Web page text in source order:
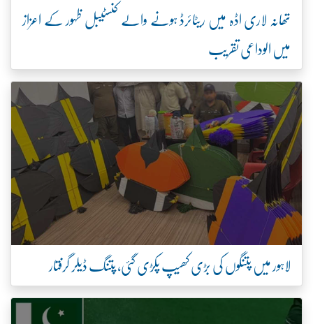
تھانہ لاری اڈہ میں ریٹائرڈ ہونے والے کنسٹیبل ظہور کے اعزاز
میں الوداعی تقریب
لاہور میں پتنگوں کی بڑی کھیپ پکڑی گئی، پتنگ ڈیلر گرفتار